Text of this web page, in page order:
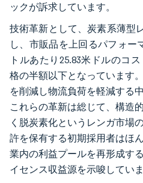
ックが訴求しています。
技術革新として、炭素系薄型
し、市販品を上回るパフォー
トルあたり25.83米ドルのコ
格の半額以下となっています
を削減し物流負荷を軽減する
これらの革新は総じて、構造
く脱炭素化というレンガ市場
許を保有する初期採用者はほ
業内の利益プールを再形成す
イセンス収益源を示唆していま